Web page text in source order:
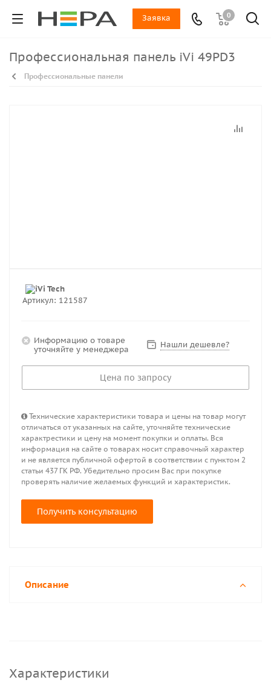
0
Заявка
Профессиональная панель iVi 49PD3
Профессиональные панели
Артикул: 121587
Информацию о товаре
уточняйте у менеджера
Нашли дешевле?
Цена по запросу
Технические характеристики товара и цены на товар могут
отличаться от указанных на сайте, уточняйте технические
характрестики и цену на момент покупки и оплаты. Вся
информация на сайте о товарах носит справочный характер
и не является публичной офертой в соответствии с пунктом 2
статьи 437 ГК РФ. Убедительно просим Вас при покупке
проверять наличие желаемых функций и характеристик.
Получить консультацию
Описание
Характеристики